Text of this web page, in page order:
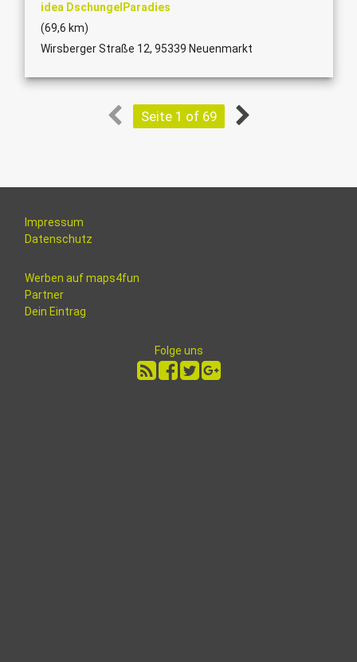
idea DschungelParadies
(69,6 km)
Wirsberger Straße 12, 95339 Neuenmarkt
Seite 1 of 69
Impressum
Datenschutz
Werben auf maps4fun
Partner
Dein Eintrag
Folge uns